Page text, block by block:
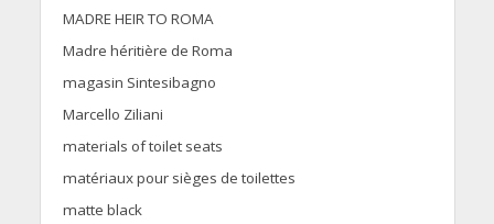
MADRE HEIR TO ROMA
Madre héritière de Roma
magasin Sintesibagno
Marcello Ziliani
materials of toilet seats
matériaux pour sièges de toilettes
matte black